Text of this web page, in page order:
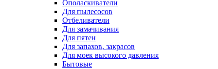
Ополаскиватели
Для пылесосов
Отбеливатели
Для замачивания
Для пятен
Для запахов, закрасов
Для моек высокого давления
Бытовые